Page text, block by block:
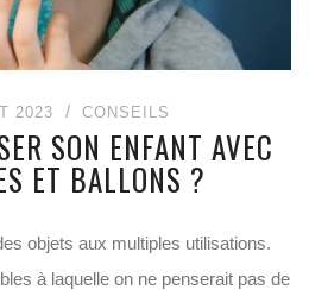
2023 CONSEILS
SON ENFANT AVEC
ET BALLONS ?
objets aux multiples utilisations.
à laquelle on ne penserait pas de